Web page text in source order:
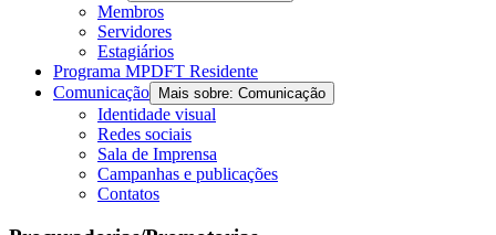
Membros
Servidores
Estagiários
Programa MPDFT Residente
Comunicação
Mais sobre: Comunicação
Identidade visual
Redes sociais
Sala de Imprensa
Campanhas e publicações
Contatos